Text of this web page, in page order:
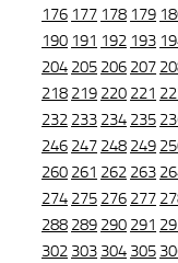
176 177 178 179
190 191 192 193
204 205 206 207
218 219 220 221
232 233 234 235
246 247 248 249
260 261 262 263
274 275 276 277
288 289 290 291
302 303 304 305